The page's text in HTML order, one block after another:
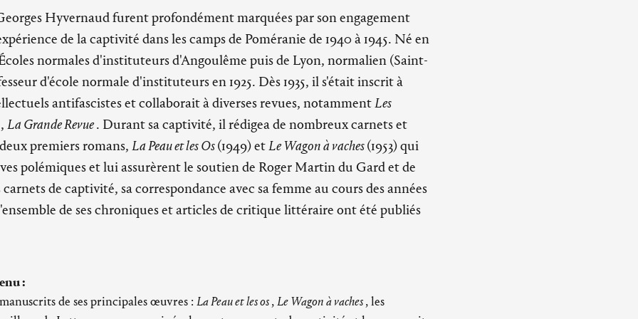
Hyvernaud furent profondément marquées par son engagement
de la captivité dans les camps de Poméranie de 1940 à 1945. Né en
normales d'instituteurs d'Angoulême puis de Lyon, normalien (Saint-
d'école normale d'instituteurs en 1925. Dès 1935, il s'était inscrit à
antifascistes et collaborait à diverses revues, notammentLes
, La Grande Revue. Durant sa captivité, il rédigea de nombreux carnets et
premiers romans, La Peau et les Os(1949) etLe Wagon à vaches(1953) qui
polémiques et lui assurèrent le soutien de Roger Martin du Gard et de
carnets de captivité, sa correspondance avec sa femme au cours des années
de ses chroniques et articles de critique littéraire ont été publiés
:
de ses principales œuvres : La Peau et les os,Le Wagon à vaches, les